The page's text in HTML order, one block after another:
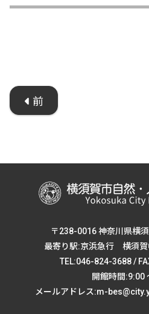
前
〒238-0016 神奈川県横
最寄り駅:京浜急行 横須賀
TEL:046-824-3688 /
開館時間:9:00
メールアドレス:m-